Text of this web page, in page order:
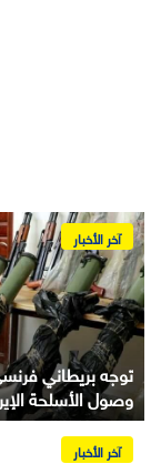
آخر الأخبار
توجه بريطاني
وصول الأسلحة
آخر الأخبار